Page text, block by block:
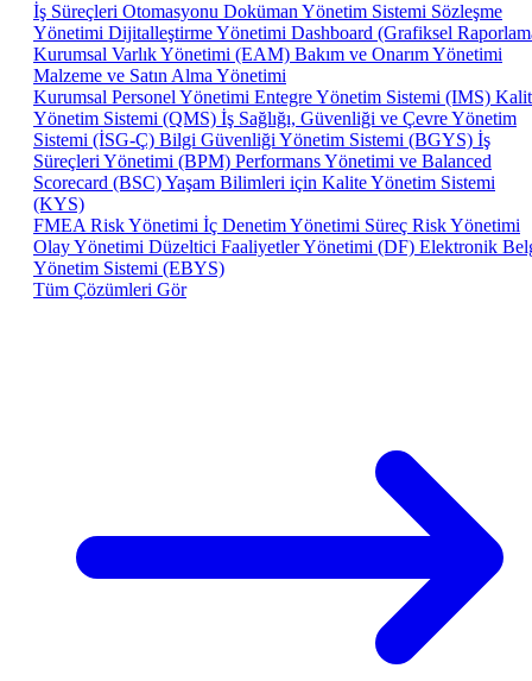
İş Süreçleri Otomasyonu Doküman Yönetim Sistemi Sözleşme
Yönetimi Dijitalleştirme Yönetimi Dashboard (Grafiksel
Kurumsal Varlık Yönetimi (EAM) Bakım ve Onarım Yönetimi
Malzeme ve Satın Alma Yönetimi
Kurumsal Personel Yönetimi Entegre Yönetim Sistemi (IMS)
Yönetim Sistemi (QMS) İş Sağlığı, Güvenliği ve Çevre Yönetim
Sistemi (İSG-Ç) Bilgi Güvenliği Yönetim Sistemi (BGYS) İş
Süreçleri Yönetimi (BPM) Performans Yönetimi ve Balanced
Scorecard (BSC)Yaşam Bilimleri için Kalite Yönetim Sistemi
(KYS)
FMEA Risk Yönetimi İç Denetim Yönetimi Süreç Risk Yönetimi
Olay Yönetimi Düzeltici Faaliyetler Yönetimi (DF) Elektronik
Yönetim Sistemi (EBYS)
Tüm Çözümleri Gör